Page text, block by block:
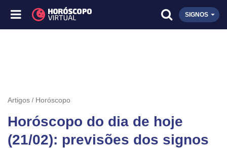
SIGNOS
Artigos Horóscopo
Horóscopo do dia de hoje
(21/02): previsões dos signos